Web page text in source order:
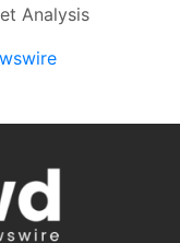
Analysis